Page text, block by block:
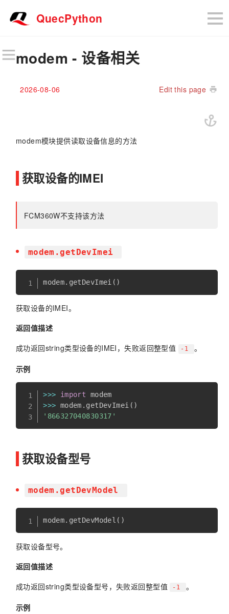
QuecPython
modem - 设备相关
2026-08-06 Edit this page
modem模块提供读取设备信息的方法
获取设备的IMEI
FCM360W不支持该方法
modem.getDevImei
modem. getDevImei ( )
获取设备的IMEI。
返回值描述
成功返回string类型设备的IMEI，失败返回整型值
-1 。
示例
>>> import
>>> modem . getDevImei ( )
'866327040830317'
获取设备型号
modem.getDevModel
modem. getDevModel ( )
获取设备型号。
返回值描述
成功返回string类型设备型号，失败返回整型值
-1 。
示例